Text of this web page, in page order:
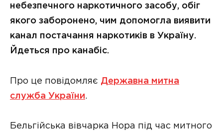
небезпечного наркотичного засобу, обіг
якого заборонено, чим допомогла виявити
канал постачання наркотиків в Україну.
Йдеться про канабіс.
Про це повідомляє Державна митна
служба України.
Бельгійська вівчарка Нора під час митного